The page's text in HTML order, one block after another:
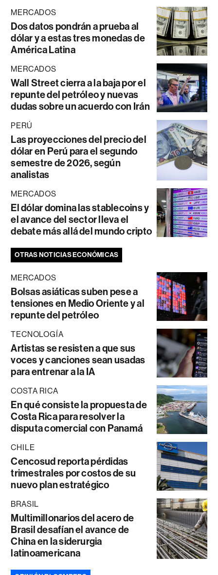
MERCADOS
Dos datos pondrán a prueba al
dólar y a estas tres monedas de
América Latina
MERCADOS
Wall Street cierra a la baja por el
repunte del petróleo y nuevas
dudas sobre un acuerdo con Irán
PERÚ
Las proyecciones del precio del
dólar en Perú para el segundo
semestre de 2026, según
analistas
MERCADOS
El dólar domina las stablecoins y
el avance del sector lleva el
debate más allá del mundo cripto
OTRAS NOTICIAS ECONÓMICAS
MERCADOS
Bolsas asiáticas suben pese a
tensiones en Medio Oriente y al
repunte del petróleo
TECNOLOGÍA
Artistas se resisten a que sus
voces y canciones sean usadas
para entrenar a la IA
COSTA RICA
En qué consiste la propuesta de
Costa Rica para resolver la
disputa comercial con Panamá
CHILE
Cencosud reporta pérdidas
trimestrales por costos de su
nuevo plan estratégico
BRASIL
Multimillonarios del acero de
Brasil desafían el avance de
China en la siderurgia
latinoamericana